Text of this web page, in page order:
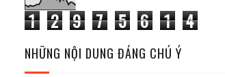
1 2 9 7 5 6 1 4
NHỮNG NỘI DUNG ĐÁNG CHÚ Ý